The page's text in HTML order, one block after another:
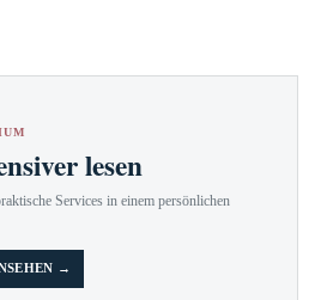
lesen
Services in einem persönlichen
→